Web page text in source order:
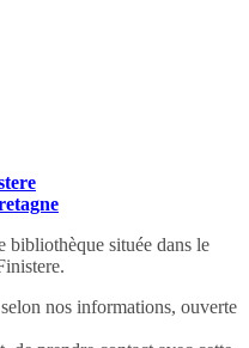
bibliothèque située dans le
nos informations, ouverte